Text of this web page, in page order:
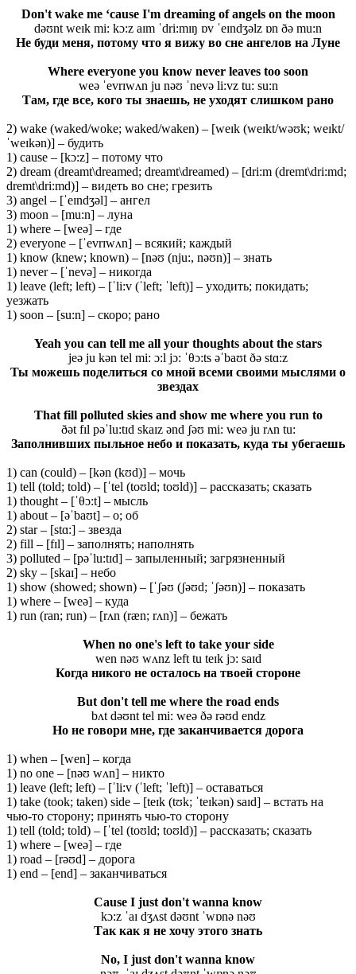
Don't wake me ‘cause I'm dreaming of angels on the moon
dəʊnt weɪk mi: kɔ:z aɪm ˈdri:mɪŋ ɒv ˈeɪndʒəlz ɒn ðə mu:n
Не буди меня, потому что я вижу во сне ангелов на Луне
Where everyone you know never leaves too soon
weə ˈevrɪwʌn ju nəʊ ˈnevə li:vz tu: su:n
Там, где все, кого ты знаешь, не уходят слишком рано
2) wake (waked/woke; waked/waken) – [weɪk (weɪkt/wəʊk; weɪkt/
ˈweɪkən)] – будить
1) cause – [kɔ:z] – потому что
2) dream (dreamt\dreamed; dreamt\dreamed) – [dri:m (dremt\dri:md;
dremt\dri:md)] – видеть во сне; грезить
3) angel – [ˈeɪndʒəl] – ангел
3) moon – [mu:n] – луна
1) where – [weə] – где
2) everyone – [ˈevrɪwʌn] – всякий; каждый
1) know (knew; known) – [nəʊ (nju:, nəʊn)] – знать
1) never – [ˈnevə] – никогда
1) leave (left; left) – [ˈli:v (ˈleft; ˈleft)] – уходить; покидать;
уезжать
1) soon – [su:n] – скоро; рано
Yeah you can tell me all your thoughts about the stars
jeə ju kən tel mi: ɔ:l jɔ: ˈθɔ:ts əˈbaʊt ðə stɑ:z
Ты можешь поделиться со мной всеми своими мыслями о
звездах
That fill polluted skies and show me where you run to
ðət fɪl pəˈlu:tɪd skaɪz ənd ʃəʊ mi: weə ju rʌn tu:
Заполнивших пыльное небо и показать, куда ты убегаешь
1) can (could) – [kən (kʊd)] – мочь
1) tell (told; told) – [ˈtel (toʊld; toʊld)] – рассказать; сказать
1) thought – [ˈθɔ:t] – мысль
1) about – [əˈbaʊt] – о; об
2) star – [stɑ:] – звезда
2) fill – [fɪl] – заполнять; наполнять
3) polluted – [pəˈlu:tɪd] – запыленный; загрязненный
2) sky – [skaɪ] – небо
1) show (showed; shown) – [ˈʃəʊ (ʃəʊd; ˈʃəʊn)] – показать
1) where – [weə] – куда
1) run (ran; run) – [rʌn (ræn; rʌn)] – бежать
When no one's left to take your side
wen nəʊ wʌnz left tu teɪk jɔ: saɪd
Когда никого не осталось на твоей стороне
But don't tell me where the road ends
bʌt dəʊnt tel mi: weə ðə rəʊd endz
Но не говори мне, где заканчивается дорога
1) when – [wen] – когда
1) no one – [nəʊ wʌn] – никто
1) leave (left; left) – [ˈli:v (ˈleft; ˈleft)] – оставаться
1) take (took; taken) side – [teɪk (tʊk; ˈteɪkən) saɪd] – встать на
чью-то сторону; принять чью-то сторону
1) tell (told; told) – [ˈtel (toʊld; toʊld)] – рассказать; сказать
1) where – [weə] – где
1) road – [rəʊd] – дорога
1) end – [end] – заканчиваться
Cause I just don't wanna know
kɔ:z ˈaɪ dʒʌst dəʊnt ˈwɒnə nəʊ
Так как я не хочу этого знать
No, I just don't wanna know